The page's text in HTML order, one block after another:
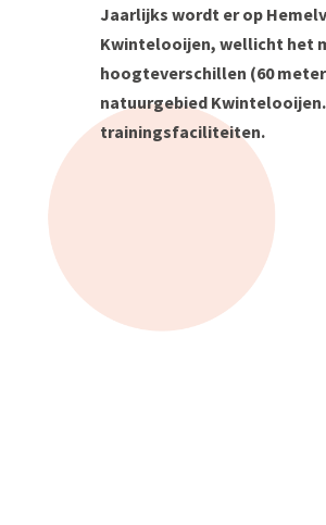
Jaarlijks wordt er op
Kwintelooijen, wellicht het
hoogteverschillen (60
natuurgebied
trainingsfaciliteiten.